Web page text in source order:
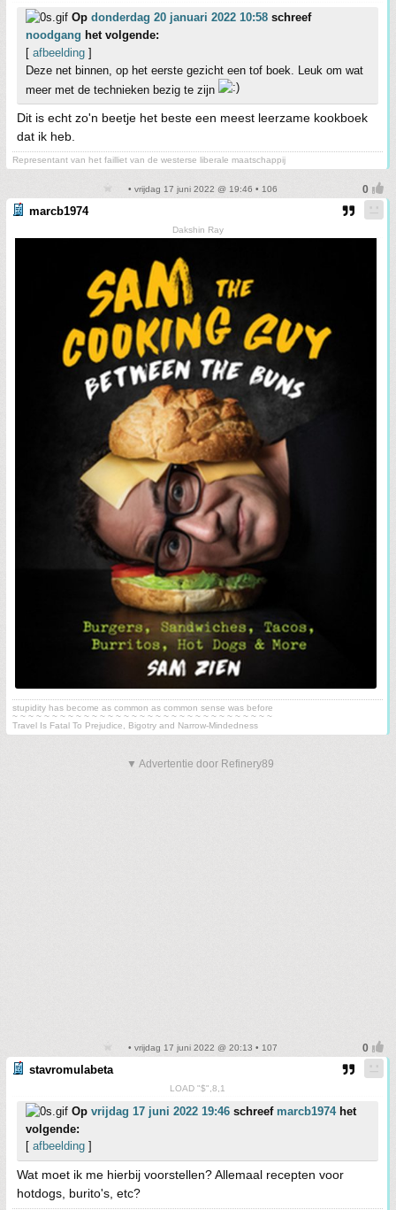
Op donderdag 20 januari 2022 10:58 schreef
noodgang het volgende:
[ afbeelding ]
Deze net binnen, op het eerste gezicht een tof boek. Leuk om wat
meer met de technieken bezig te zijn
Dit is echt zo'n beetje het beste een meest leerzame kookboek
dat ik heb.
Representant van het failliet van de westerse liberale maatschappij
• vrijdag 17 juni 2022 @ 19:46 • 106
marcb1974
Dakshin Ray
stupidity has become as common as common sense was before
~ ~ ~ ~ ~ ~ ~ ~ ~ ~ ~ ~ ~ ~ ~ ~ ~ ~ ~ ~ ~ ~ ~ ~ ~ ~ ~ ~ ~ ~ ~ ~ ~
Travel Is Fatal To Prejudice, Bigotry and Narrow-Mindedness
▼ Advertentie door Refinery89
• vrijdag 17 juni 2022 @ 20:13 • 107
stavromulabeta
LOAD "$",8,1
Op vrijdag 17 juni 2022 19:46 schreef marcb1974het
volgende:
[ afbeelding ]
Wat moet ik me hierbij voorstellen? Allemaal recepten voor
hotdogs, burito's, etc?